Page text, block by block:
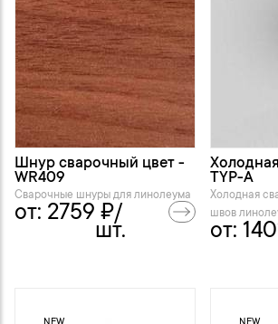
Шнур сварочный цвет -
WR409
Сварочные шнуры для линолеума
от: 2759 ₽/
шт.
TYP-A
Холодная
швов
от: